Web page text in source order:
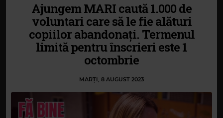
Ajungem MARI caută 1.000 de
voluntari care să le fie alături
copiilor abandonați. Termenul
limită pentru înscrieri este 1
octombrie
MARȚI, 8 AUGUST 2023